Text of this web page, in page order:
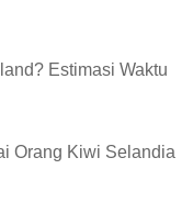
Estimasi Waktu
Orang Kiwi Selandia